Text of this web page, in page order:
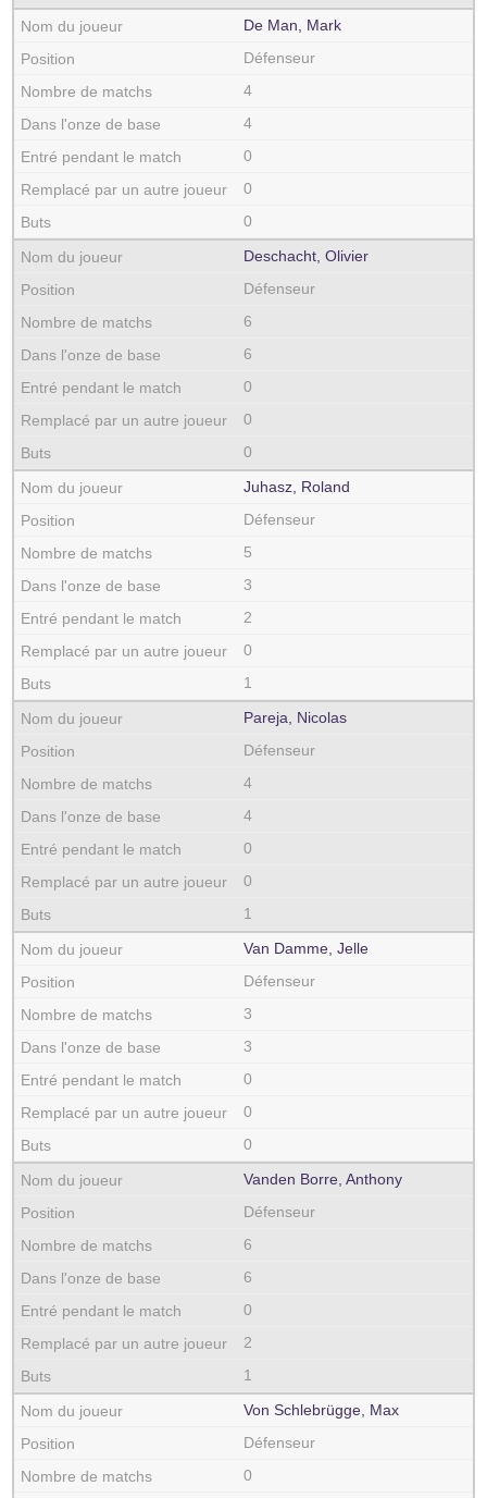
De Man, Mark
Défenseur
4
4
0
0
0
Deschacht, Olivier
Défenseur
6
6
0
0
0
Juhasz, Roland
Défenseur
5
3
2
0
1
Pareja, Nicolas
Défenseur
4
4
0
0
1
Van Damme, Jelle
Défenseur
3
3
0
0
0
Vanden Borre, Anthony
Défenseur
6
6
0
2
1
Von Schlebrügge, Max
Défenseur
0